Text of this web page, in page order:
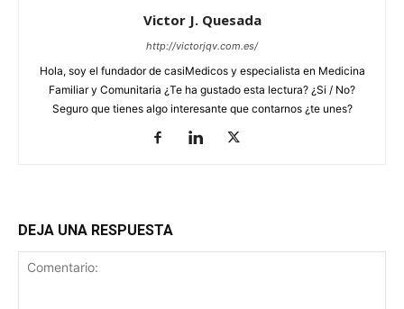
Victor J. Quesada
http://victorjqv.com.es/
Hola, soy el fundador de casiMedicos y especialista en Medicina
Familiar y Comunitaria ¿Te ha gustado esta lectura? ¿Si / No?
Seguro que tienes algo interesante que contarnos ¿te unes?
DEJA UNA RESPUESTA